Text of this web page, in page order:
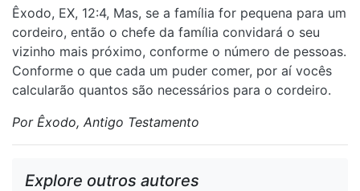
Êxodo, EX, 12:4, Mas, se a família for pequena para um
cordeiro, então o chefe da família convidará o seu
vizinho mais próximo, conforme o número de pessoas.
Conforme o que cada um puder comer, por aí vocês
calcularão quantos são necessários para o cordeiro.
Por Êxodo, Antigo Testamento
Explore outros autores